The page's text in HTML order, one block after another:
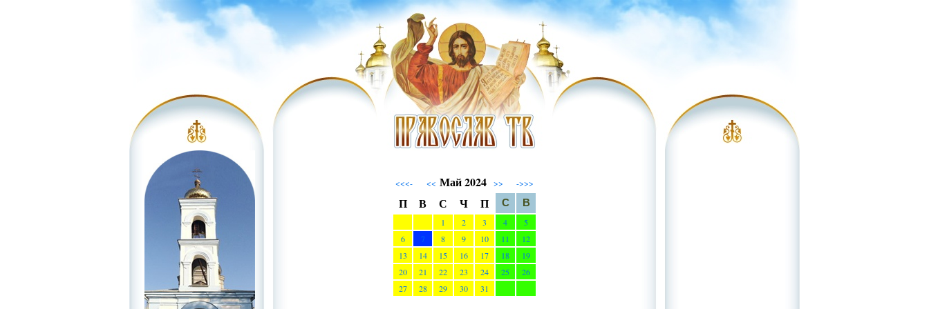
<<<- << Май 2024 >> ->>>
П В С Ч П С
В
1
2 3 4
5
6
7 8 9 10 11
12
13
14 15 16 17 18
19
20
21 22 23 24 25
26
27
28 29 30 31